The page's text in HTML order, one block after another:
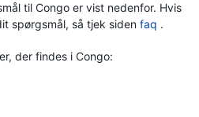
til Congo er vist nedenfor. Hvis
spørgsmål, så tjek siden faq .
der findes i Congo: